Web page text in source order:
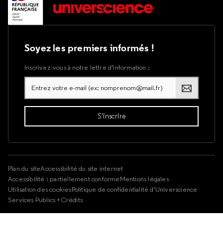
Soyez les premiers informés !
Inscrivez-vous à notre lettre d’information :
Plan du siteAccessibilité du site internet
Accessibilité : partiellement conformeMentions légales
Utilisation des cookiesPolitique de confidentialité d'Universcience
Services Publics +Crédits